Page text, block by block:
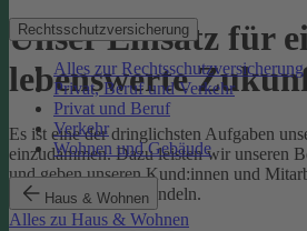
Rechtsschutzversicherung
Alles zur Rechtsschutzversicherung
Privat, Beruf und Verkehr
Privat und Beruf
Verkehr
Wohnen und Gebäude
Haus & Wohnen
Alles zu Haus & Wohnen
Unser Einsatz für
lebenswerte
Es ist eine der dringlichsten Aufgaben
einzudämmen. Dazu leisten wir unseren
und geben unseren Kund:innen und
umweltbewusstes Handeln.